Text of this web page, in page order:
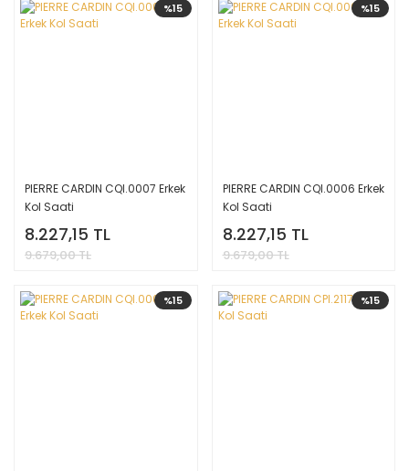
%15
PIERRE CARDIN CQI.0007 Erkek
Kol Saati
8.227,15 TL
9.679,00 TL
%15
PIERRE CARDIN CQI.0006 Erkek
Kol Saati
8.227,15 TL
9.679,00 TL
%15 %15